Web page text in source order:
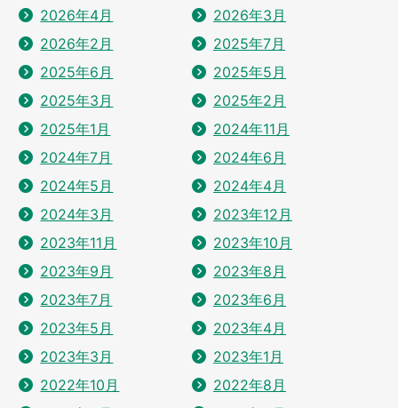
2026年4月
2026年3月
2026年2月
2025年7月
2025年6月
2025年5月
2025年3月
2025年2月
2025年1月
2024年11月
2024年7月
2024年6月
2024年5月
2024年4月
2024年3月
2023年12月
2023年11月
2023年10月
2023年9月
2023年8月
2023年7月
2023年6月
2023年5月
2023年4月
2023年3月
2023年1月
2022年10月
2022年8月